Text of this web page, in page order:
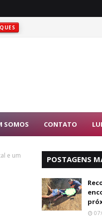
SOMOS CONTATO
e um
POSTAGENS